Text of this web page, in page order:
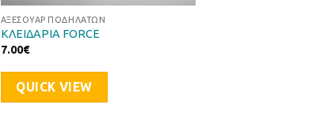
ΑΞΕΣΟΥΆΡ ΠΟΔΗΛΆΤΩΝ
ΚΛΕΙΔΑΡΙΑ FORCE
7.00€
QUICK VIEW